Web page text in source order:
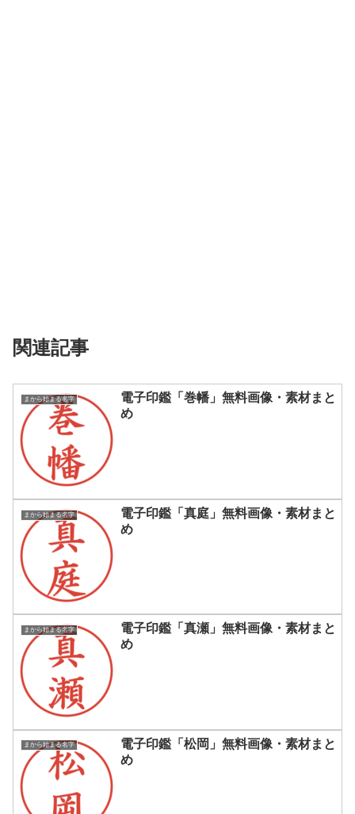
関連記事
まから始まる名字
電子印鑑「巻幡」無料画像・素材まと
め
まから始まる名字
電子印鑑「真庭」無料画像・素材まと
め
まから始まる名字
電子印鑑「真瀬」無料画像・素材まと
め
まから始まる名字
電子印鑑「松岡」無料画像・素材まと
め